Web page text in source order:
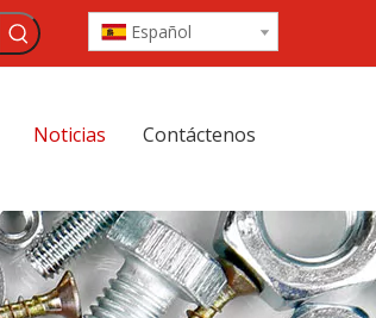
Español
Noticias Contáctenos